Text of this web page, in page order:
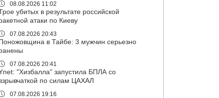
08.08.2026 11:02
убитых в результате российской
атаки по Киеву
07.08.2026 20:43
Поножовщина в Тайбе: 3 мужчин серьезно
07.08.2026 20:41
"Хизбалла" запустила БПЛА со
по силам ЦАХАЛ
07.08.2026 19:16